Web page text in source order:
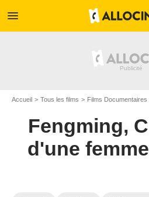
menu
Accueil Tous les films Films Documentaires
Fengming,
d'une